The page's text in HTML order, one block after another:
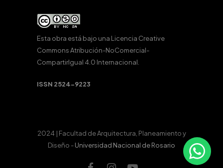
Esta obra está bajo una Licencia Creative
Commons Atribución-NoComercial-
CompartirIgual 4.0 Internacional.
ISSN 2524-9223
2024 | Facultad de Arquitectura, Planeamiento y
Diseño -Universidad Nacional de Rosario